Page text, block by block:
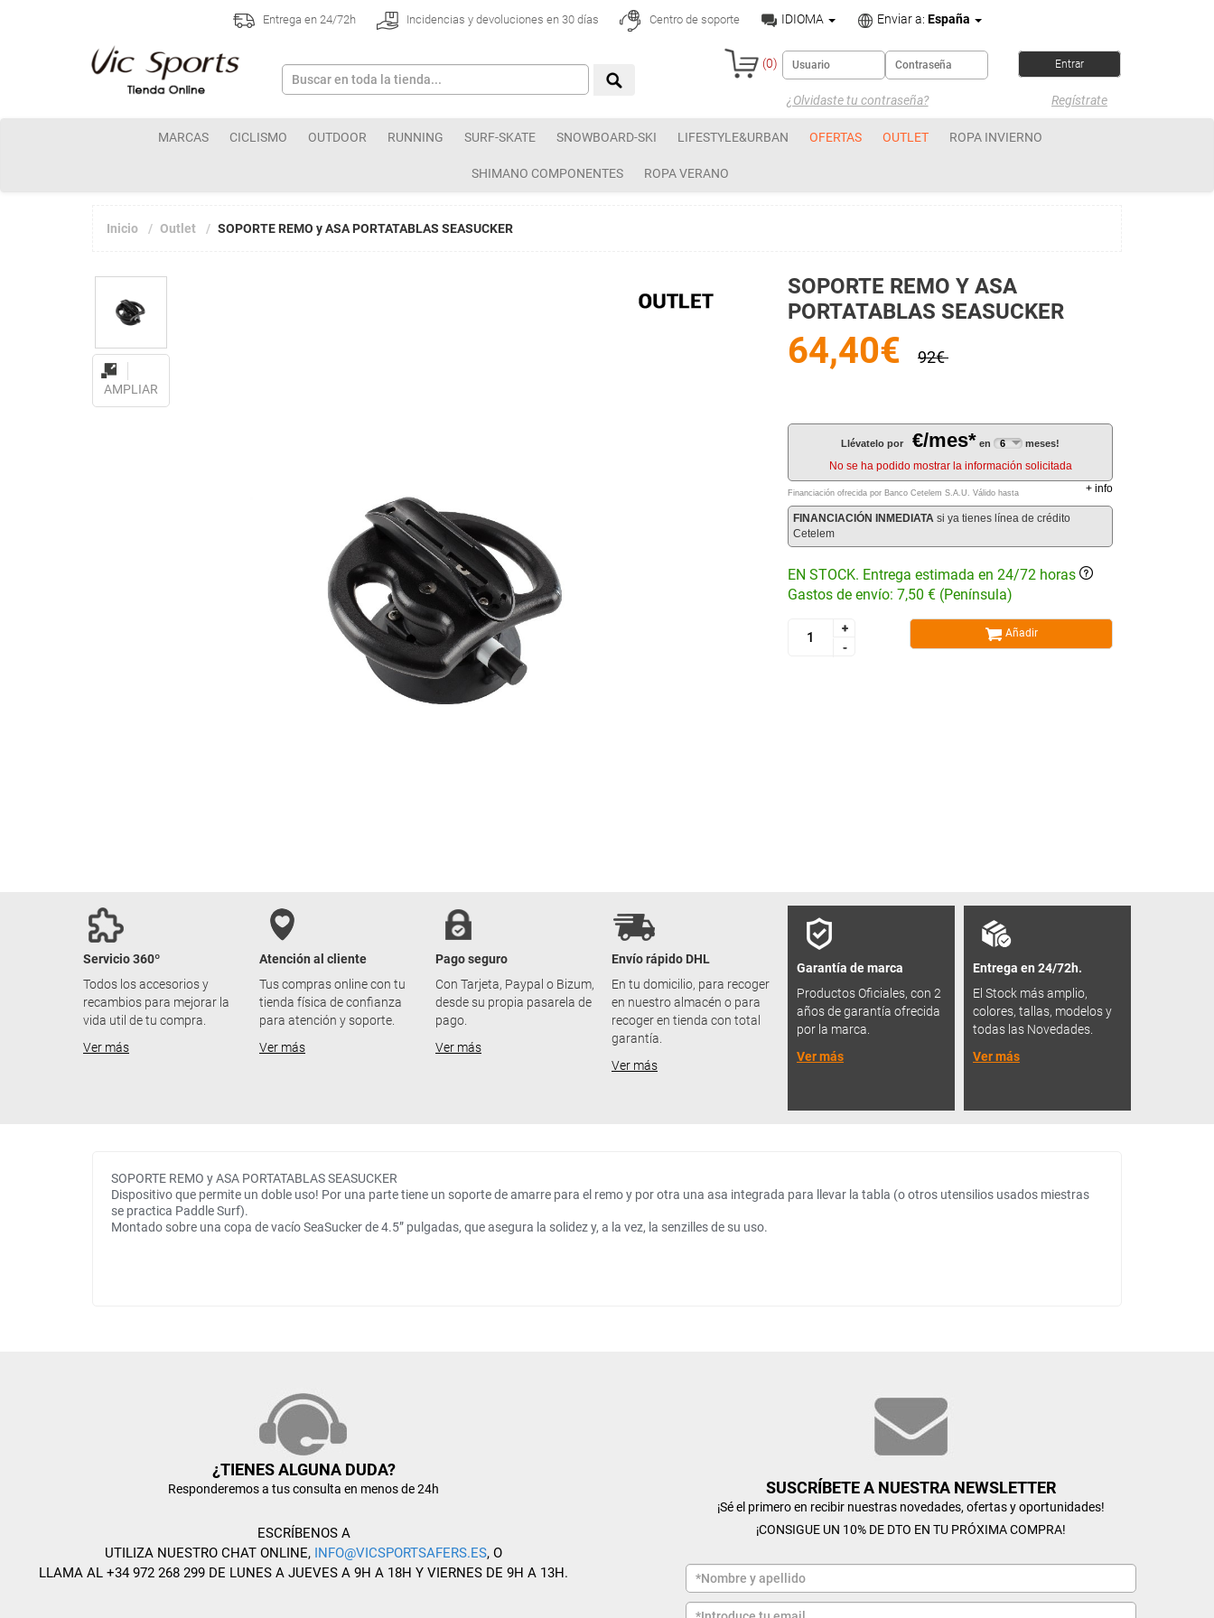
Entrega en 24/72h Incidencias y devoluciones en 30 días Centro de soporte IDIOMA Enviar a: España
(0)
¿Olvidaste tu contraseña? Regístrate
MARCAS CICLISMO OUTDOOR RUNNING SURF-SKATE SNOWBOARD-SKI LIFESTYLE&URBAN OFERTAS OUTLET ROPA INVIERNO
SHIMANO COMPONENTES ROPA VERANO
Inicio Outlet SOPORTE REMO y ASA PORTATABLAS SEASUCKER
AMPLIAR
SOPORTE REMO Y ASA
PORTATABLAS SEASUCKER
64,40€ 92€
Llévatelo por €/mes* en meses!
No se ha podido mostrar la información solicitada
Financiación ofrecida por Banco Cetelem S.A.U. Válido hasta + info
FINANCIACIÓN INMEDIATA si ya tienes línea de crédito
Cetelem
EN STOCK. Entrega estimada en 24/72 horas
Gastos de envío: 7,50 € (Península)
+
-
+
-
Añadir
Servicio 360º
Todos los accesorios y
recambios para mejorar la
vida util de tu compra.
Ver más
Atención al cliente
Tus compras online con tu
tienda física de confianza
para atención y soporte.
Ver más
Pago seguro
Con Tarjeta, Paypal o Bizum,
desde su propia pasarela de
pago.
Ver más
Envío rápido DHL
En tu domicilio, para recoger
en nuestro almacén o para
recoger en tienda con total
garantía.
Ver más
Garantía de marca
Productos Oficiales, con 2
años de garantía ofrecida
por la marca.
Ver más
Entrega en 24/72h.
El Stock más amplio,
colores, tallas, modelos y
todas las Novedades.
Ver más
SOPORTE REMO y ASA PORTATABLAS SEASUCKER
Dispositivo que permite un doble uso! Por una parte tiene un soporte de amarre para el remo y por otra una asa integrada para llevar la tabla (o otros utensilios usados miestras
se practica Paddle Surf).
Montado sobre una copa de vacío SeaSucker de 4.5” pulgadas, que asegura la solidez y, a la vez, la senzilles de su uso.
¿TIENES ALGUNA DUDA?
Responderemos a tus consulta en menos de 24h
ESCRÍBENOS A
UTILIZA NUESTRO CHAT ONLINE, INFO@VICSPORTSAFERS.ES, O
LLAMA AL +34 972 268 299 DE LUNES A JUEVES A 9H A 18H Y VIERNES DE 9H A 13H.
SUSCRÍBETE A NUESTRA NEWSLETTER
¡Sé el primero en recibir nuestras novedades, ofertas y oportunidades!
¡CONSIGUE UN 10% DE DTO EN TU PRÓXIMA COMPRA!